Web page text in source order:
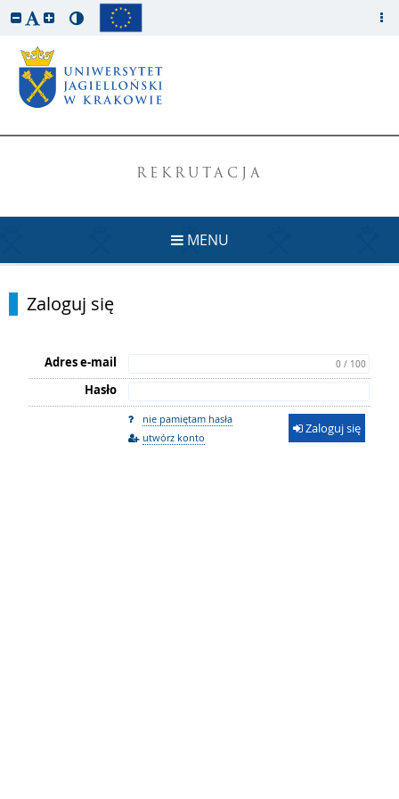
REKRUTACJA
MENU
Zaloguj się
Adres e-mail 0 / 100
Hasło
nie pamiętam hasła
utwórz konto
Zaloguj się